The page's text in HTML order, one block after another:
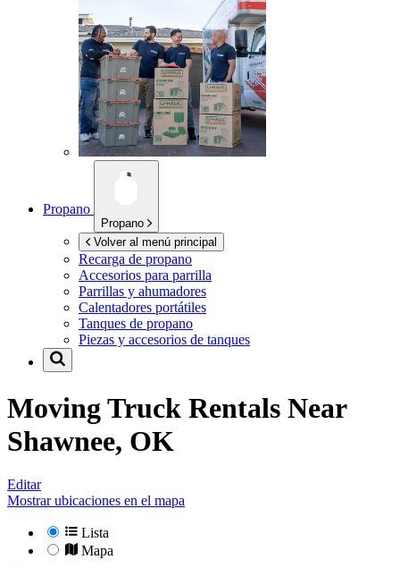
Propano
Propano
Volver al menú principal
Recarga de propano
Accesorios para parrilla
Parrillas y ahumadores
Calentadores portátiles
Tanques de propano
Piezas y accesorios de tanques
Moving Truck Rentals Near
Shawnee, OK
Editar
Mostrar ubicaciones en el mapa
Lista
Mapa